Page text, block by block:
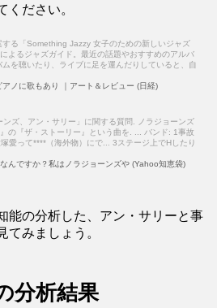
ください。
する「Something Jazzy 女子のための新しいジャズ
よるジャズガイド。最近の話題やおすすめのアルバ
を聴いたり、ライブに足を運んだりしていると、自
ノに歌もあり ｜アート＆レビュー (日経)
ズ、アン・サリー」に関する質問. ノラジョーンズ
の『ザ・ストーリー』という曲を. ... バンド: 1事故
愛って****（海外物）にで... 3ステージ上でHしたり
んですか？私はノラジョーンズや (Yahoo知恵袋)
能の分析した、アン・サリーと事
てみましょう。
分析結果